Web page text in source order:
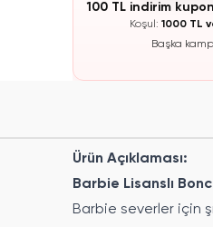
100 TL indirim
Koşul:1000 TL
Başka
Ürün Açıklaması:
Barbie Lisanslı
Barbie severler için